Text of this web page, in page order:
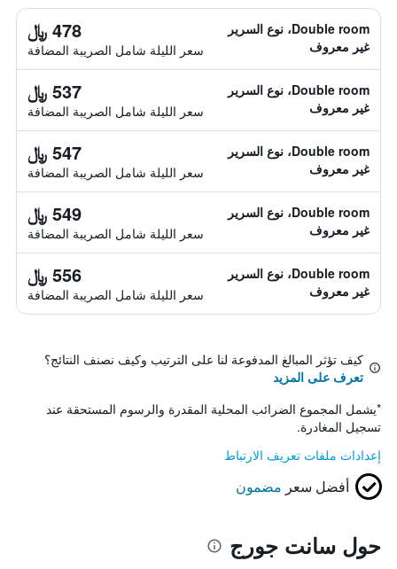
Double room، نوع السرير
غير معروف
478 ﷼
سعر الليلة شامل الصريبة المضافة
Double room، نوع السرير
غير معروف
537 ﷼
سعر الليلة شامل الصريبة المضافة
Double room، نوع السرير
غير معروف
547 ﷼
سعر الليلة شامل الصريبة المضافة
Double room، نوع السرير
غير معروف
549 ﷼
سعر الليلة شامل الصريبة المضافة
Double room، نوع السرير
غير معروف
556 ﷼
سعر الليلة شامل الصريبة المضافة
كيف تؤثر المبالغ المدفوعة لنا على الترتيب وكيف نصنف النتائج؟
تعرف على المزيد
*يشمل المجموع الضرائب المحلية المقدرة والرسوم المستحقة عند
تسجيل المغادرة.
إعدادات ملفات تعريف الارتباط
أفضل سعر مضمون
حول سانت جورج